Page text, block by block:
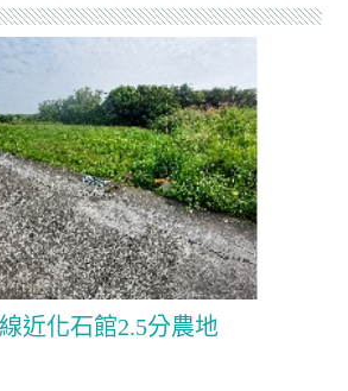
近化石館2.5分農地